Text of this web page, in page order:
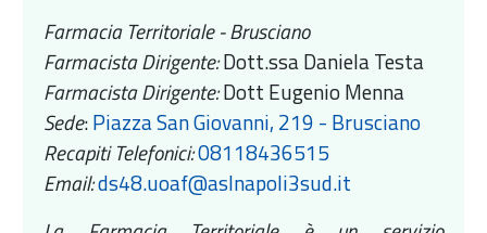
Farmacia Territoriale - Brusciano
Farmacista Dirigente:Dott.ssa Daniela Testa
Farmacista Dirigente:Dott Eugenio Menna
Sede:Piazza San Giovanni, 219 - Brusciano
Recapiti Telefonici:08118436515
​​​​​​Email:ds48.uoaf@aslnapoli3sud.it